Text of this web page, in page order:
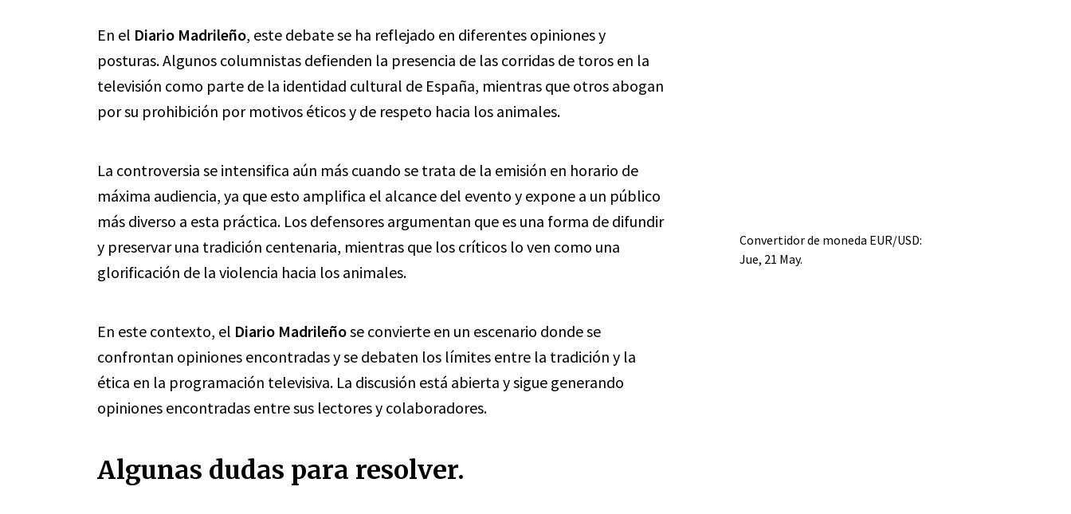
En el Diario Madrileño, este debate se ha reflejado en diferentes opiniones y
posturas. Algunos columnistas defienden la presencia de las corridas de toros en la
televisión como parte de la identidad cultural de España, mientras que otros abogan
por su prohibición por motivos éticos y de respeto hacia los animales.
La controversia se intensifica aún más cuando se trata de la emisión en horario de
máxima audiencia, ya que esto amplifica el alcance del evento y expone a un público
más diverso a esta práctica. Los defensores argumentan que es una forma de difundir
y preservar una tradición centenaria, mientras que los críticos lo ven como una
glorificación de la violencia hacia los animales.
En este contexto, el Diario Madrileñose convierte en un escenario donde se
confrontan opiniones encontradas y se debaten los límites entre la tradición y la
ética en la programación televisiva. La discusión está abierta y sigue generando
opiniones encontradas entre sus lectores y colaboradores.
Algunas dudas para resolver.
Convertidor de moneda EUR/USD:
Jue, 21 May.